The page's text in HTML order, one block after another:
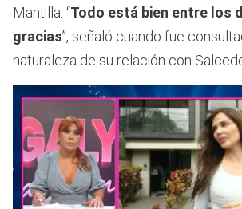
Mantilla. “Todo está bien entre los
gracias”, señaló cuando fue
naturaleza de su relación con